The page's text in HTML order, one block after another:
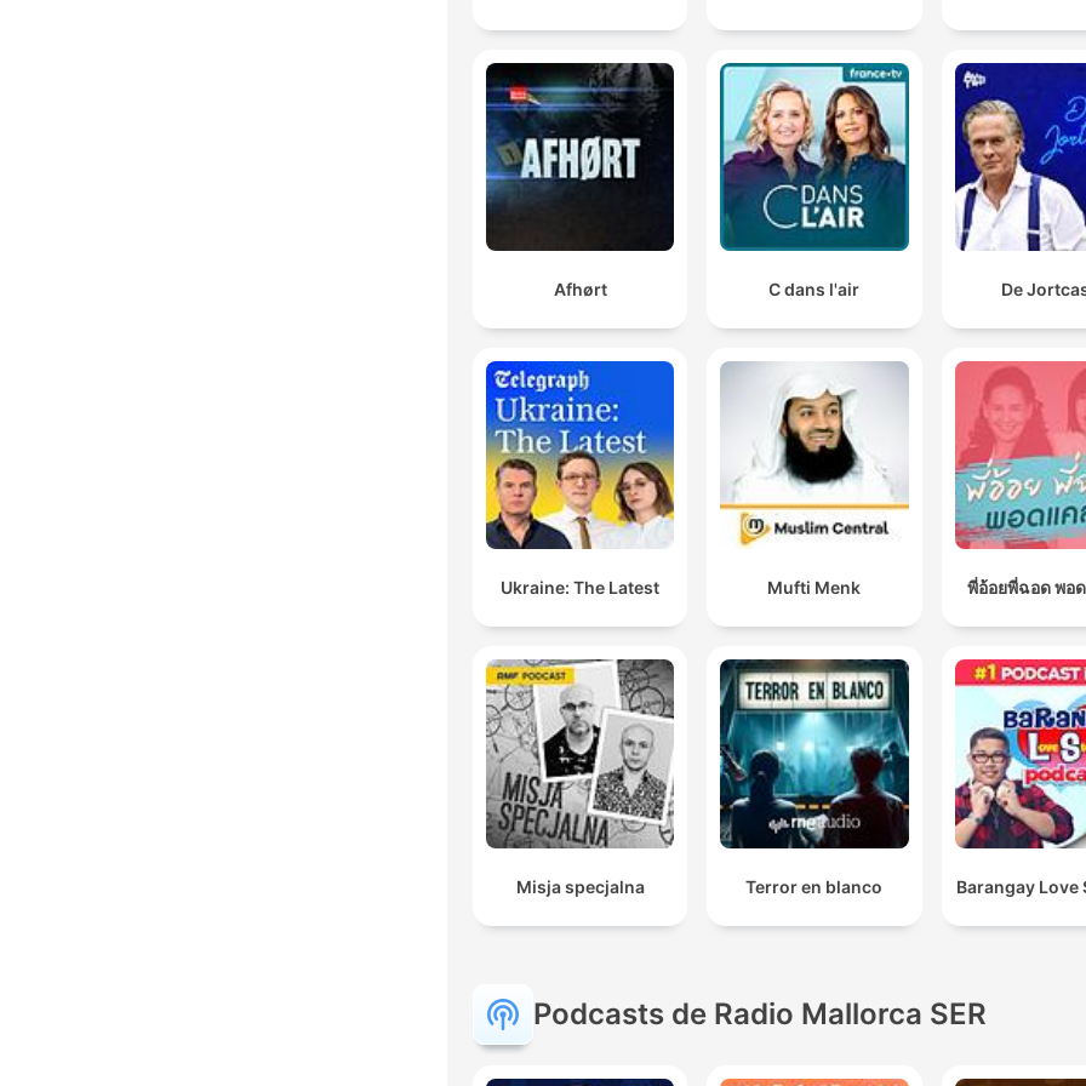
Afhørt C dans l'air De
Ukraine: The Latest Mufti Menk พี่อ้อยพี่ฉอด พอ
Misja specjalna Terror en blanco Barangay Love
Podcasts de Radio Mallorca SER